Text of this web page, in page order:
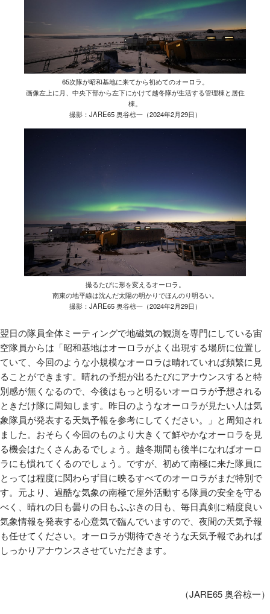
65次隊が昭和基地に来てから初めてのオーロラ。
画像左上に月、中央下部から左下にかけて越冬隊が生活する管理棟と居住
棟。
撮影：JARE65 奥谷椋一（2024年2月29日）
撮るたびに形を変えるオーロラ。
南東の地平線は沈んだ太陽の明かりでほんのり明るい。
撮影：JARE65 奥谷椋一（2024年2月29日）
翌日の隊員全体ミーティングで地磁気の観測を専門にしている宙
空隊員からは「昭和基地はオーロラがよく出現する場所に位置し
ていて、今回のような小規模なオーロラは晴れていれば頻繁に見
ることができます。晴れの予想が出るたびにアナウンスすると特
別感が無くなるので、今後はもっと明るいオーロラが予想される
ときだけ隊に周知します。昨日のようなオーロラが見たい人は気
象隊員が発表する天気予報を参考にしてください。」と周知され
ました。おそらく今回のものより大きくて鮮やかなオーロラを見
る機会はたくさんあるでしょう。越冬期間も後半になればオーロ
ラにも慣れてくるのでしょう。ですが、初めて南極に来た隊員に
とっては程度に関わらず目に映るすべてのオーロラがまだ特別で
す。元より、過酷な気象の南極で屋外活動する隊員の安全を守る
べく、晴れの日も曇りの日もふぶきの日も、毎日真剣に精度良い
気象情報を発表する心意気で臨んでいますので、夜間の天気予報
も任せてください。オーロラが期待できそうな天気予報であれば
しっかりアナウンスさせていただきます。
（JARE65 奥谷椋一）